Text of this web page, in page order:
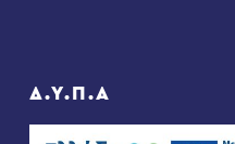
Δ.Υ.Π.Α